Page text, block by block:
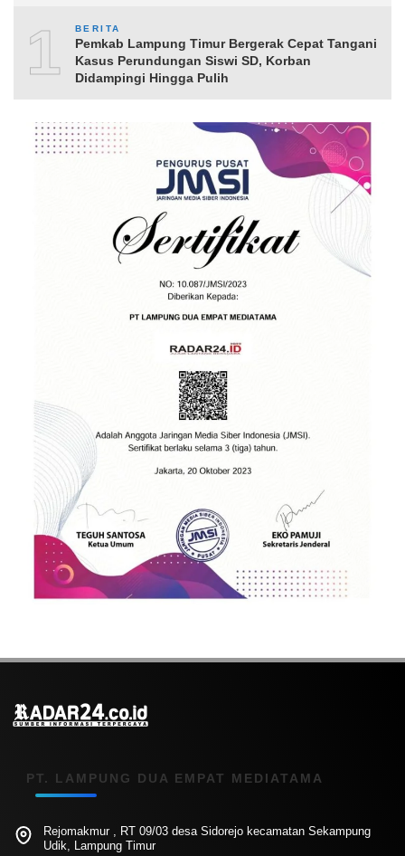
10BERITA
Pemkab Lampung Timur Bergerak Cepat Tangani
Kasus Perundungan Siswi SD, Korban
Didampingi Hingga Pulih
PT. LAMPUNG DUA EMPAT MEDIATAMA
Rejomakmur , RT 09/03 desa Sidorejo kecamatan Sekampung
Udik, Lampung Timur